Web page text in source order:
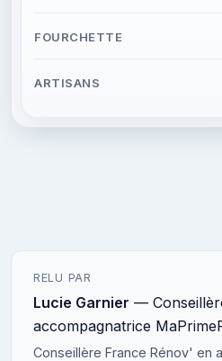
RELU PAR
Lucie Garnier —
accompagnatrice
Conseillère France Rénov' en